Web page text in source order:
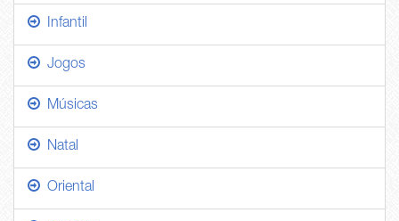
Infantil
Jogos
Músicas
Natal
Oriental